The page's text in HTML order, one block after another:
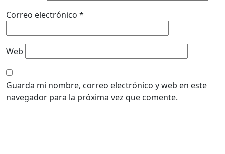
Correo electrónico *
Web
Guarda mi nombre, correo electrónico y web en este
navegador para la próxima vez que comente.